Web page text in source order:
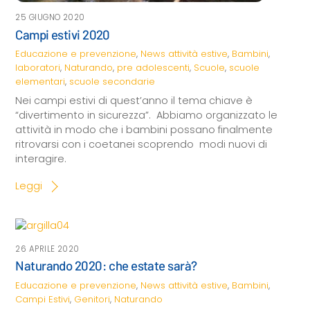
25 GIUGNO 2020
Campi estivi 2020
Educazione e prevenzione, News attività estive, Bambini,
laboratori, Naturando, pre adolescenti, Scuole, scuole
elementari, scuole secondarie
Nei campi estivi di quest’anno il tema chiave è
“divertimento in sicurezza”. Abbiamo organizzato le
attività in modo che i bambini possano finalmente
ritrovarsi con i coetanei scoprendo modi nuovi di
interagire.
Leggi
26 APRILE 2020
Naturando 2020: che estate sarà?
Educazione e prevenzione, News attività estive, Bambini,
Campi Estivi, Genitori, Naturando